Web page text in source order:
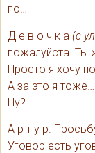
по…
Д е в о ч к а (с
пожалуйста. Ты
Просто я хочу
А за это я
Ну?
А р т у р.
Уговор есть